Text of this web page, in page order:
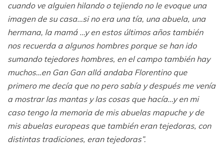
cuando ve alguien hilando o tejiendo no le evoque una
imagen de su casa…si no era una tía, una abuela, una
hermana, la mamá …y en estos últimos años también
nos recuerda a algunos hombres porque se han ido
sumando tejedores hombres, en el campo también hay
muchos…en Gan Gan allá andaba Florentino que
primero me decía que no pero sabía y después me venía
a mostrar las mantas y las cosas que hacía…y en mi
caso tengo la memoria de mis abuelas mapuche y de
mis abuelas europeas que también eran tejedoras, con
distintas tradiciones, eran tejedoras”.